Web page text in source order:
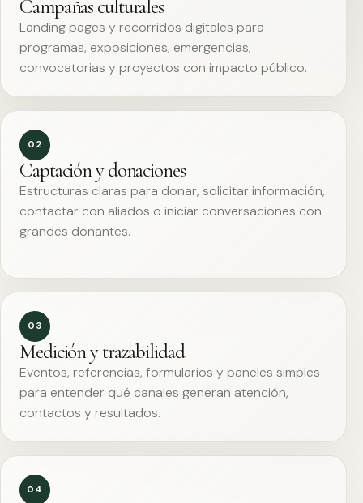
Campañas culturales
Landing pages y recorridos digitales para
programas, exposiciones, emergencias,
convocatorias y proyectos con impacto público.
02
Captación y donaciones
Estructuras claras para donar, solicitar información,
contactar con aliados o iniciar conversaciones con
grandes donantes.
03
Medición y trazabilidad
Eventos, referencias, formularios y paneles simples
para entender qué canales generan atención,
contactos y resultados.
04